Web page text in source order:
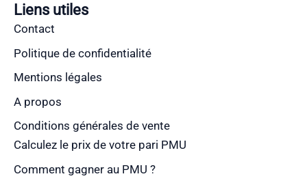
Liens utiles
Contact
Politique de confidentialité
Mentions légales
A propos
Conditions générales de vente
Calculez le prix de votre pari PMU
Comment gagner au PMU ?